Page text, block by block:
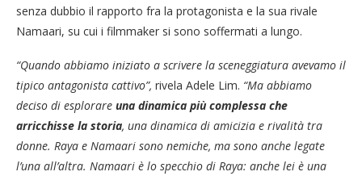
senza dubbio il rapporto fra la protagonista e la sua rivale
Namaari, su cui i filmmaker si sono soffermati a lungo.
“Quando abbiamo iniziato a scrivere la sceneggiatura avevamo il
tipico antagonista cattivo”, rivela Adele Lim. “Ma abbiamo
deciso di esplorare una dinamica più complessa che
arricchisse la storia, una dinamica di amicizia e rivalità tra
donne. Raya e Namaari sono nemiche, ma sono anche legate
l’una all’altra. Namaari è lo specchio di Raya: anche lei è una